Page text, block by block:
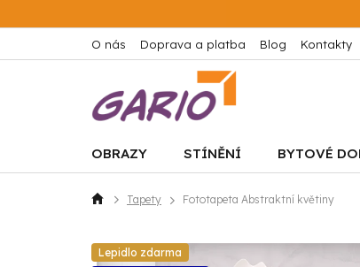
na
O nás Doprava a platba Blog Kontakty
OBRAZY STÍNĚNÍ BYTOVÉ
Domů Tapety Fototapeta Abstraktní květiny
Lepidlo zdarma